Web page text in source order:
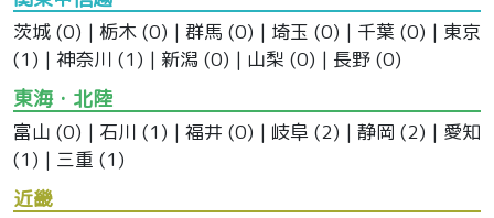
茨城 (0) | 栃木 (0) | 群馬 (0) | 埼玉 (0) | 千葉 (0) | 東京
(1) | 神奈川 (1) | 新潟 (0) | 山梨 (0) | 長野 (0)
東海・北陸
富山 (0) | 石川 (1) | 福井 (0) | 岐阜 (2) | 静岡 (2) | 愛知
(1) | 三重 (1)
近畿